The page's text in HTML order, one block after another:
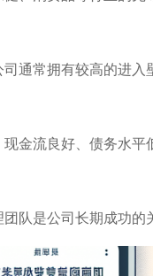
通常拥有较高的进
金流良好、债务水
队是公司长期成功的